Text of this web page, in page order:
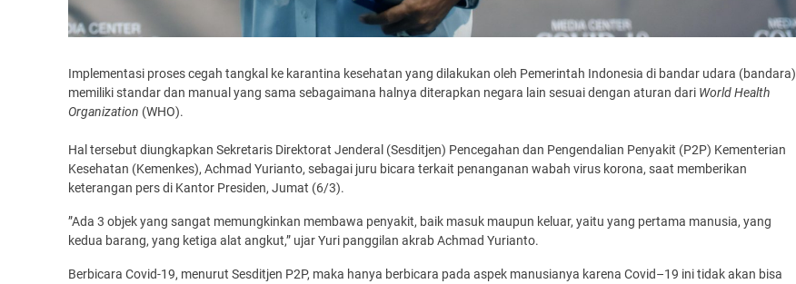
Implementasi proses cegah tangkal ke karantina kesehatan yang dilakukan oleh Pemerintah Indonesia di bandar udara (bandara)
memiliki standar dan manual yang sama sebagaimana halnya diterapkan negara lain sesuai dengan aturan dari World Health
Organization (WHO).
Hal tersebut diungkapkan Sekretaris Direktorat Jenderal (Sesditjen) Pencegahan dan Pengendalian Penyakit (P2P) Kementerian
Kesehatan (Kemenkes), Achmad Yurianto, sebagai juru bicara terkait penanganan wabah virus korona, saat memberikan
keterangan pers di Kantor Presiden, Jumat (6/3).
”Ada 3 objek yang sangat memungkinkan membawa penyakit, baik masuk maupun keluar, yaitu yang pertama manusia, yang
kedua barang, yang ketiga alat angkut,” ujar Yuri panggilan akrab Achmad Yurianto.
Berbicara Covid-19, menurut Sesditjen P2P, maka hanya berbicara pada aspek manusianya karena Covid–19 ini tidak akan bisa